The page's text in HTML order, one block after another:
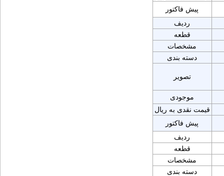
پیش فاکتور
ردیف
قطعه
مشخصات
دسته بندی
تصویر
موجودی
قیمت نقدی به ریال
پیش فاکتور
ردیف
قطعه
مشخصات
دسته بندی